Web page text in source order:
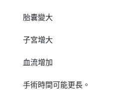
胎囊變大
子宮增大
血流增加
手術時間可能更長。